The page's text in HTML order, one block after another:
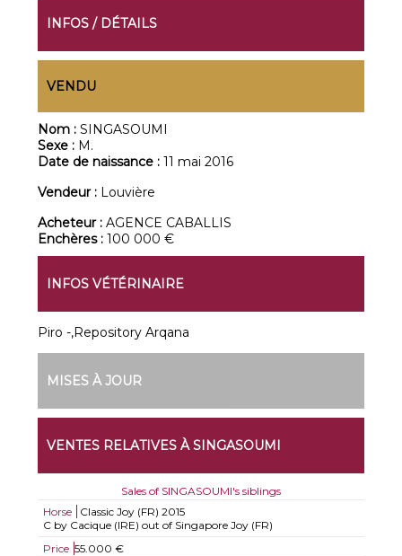
INFOS / DÉTAILS
VENDU
Nom :SINGASOUMI
Sexe : M.
Date de naissance :11 mai 2016
Vendeur : Louvière
Acheteur :AGENCE CABALLIS
Enchères :100 000 €
INFOS VÉTÉRINAIRE
Piro -,Repository Arqana
MISES À JOUR
VENTES RELATIVES À SINGASOUMI
Sales of SINGASOUMI's siblings
Horse
Classic Joy (FR) 2015
C by Cacique (IRE) out of Singapore Joy (FR)
Price 55.000 €